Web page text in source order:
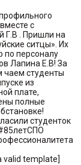
с
Г.В . Пришли на
ситцы». Их
по персоналу
Лапина Е.В! За
студенты
из
плате,
полные
студенток
template]